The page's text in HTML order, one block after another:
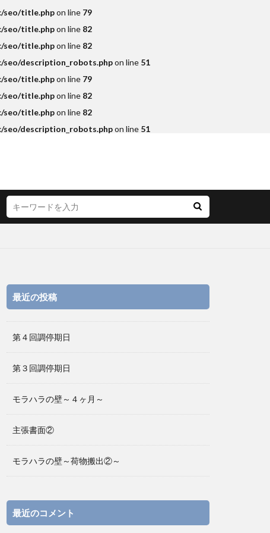
seo/title.phpon line 79
seo/title.phpon line 82
seo/title.phpon line 82
description_robots.phpon line 51
seo/title.phpon line 79
seo/title.phpon line 82
seo/title.phpon line 82
description_robots.phpon line 51
最近の投稿
第４回調停期日
第３回調停期日
モラハラの壁～４ヶ月～
主張書面②
モラハラの壁～荷物搬出②～
最近のコメント